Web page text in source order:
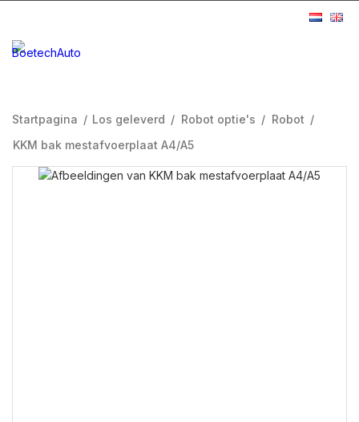
Startpagina / Los geleverd / Robot optie's / Robot /
KKM bak mestafvoerplaat A4/A5